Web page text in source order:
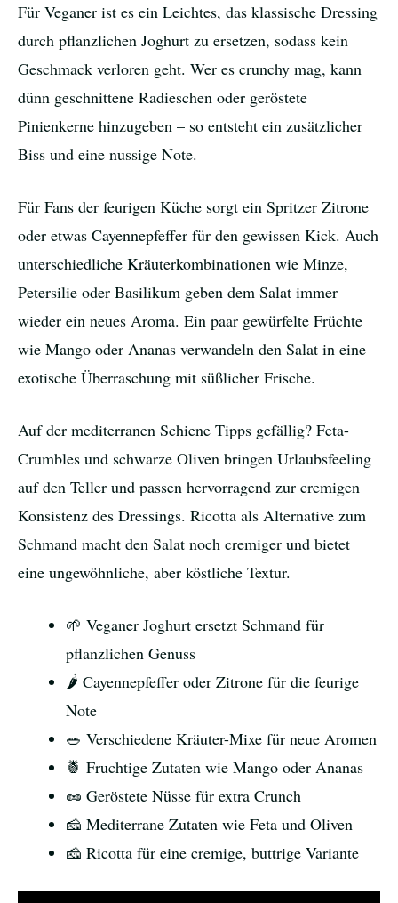
Für Veganer ist es ein Leichtes, das klassische Dressing
durch pflanzlichen Joghurt zu ersetzen, sodass kein
Geschmack verloren geht. Wer es crunchy mag, kann
dünn geschnittene Radieschen oder geröstete
Pinienkerne hinzugeben – so entsteht ein zusätzlicher
Biss und eine nussige Note.
Für Fans der feurigen Küche sorgt ein Spritzer Zitrone
oder etwas Cayennepfeffer für den gewissen Kick. Auch
unterschiedliche Kräuterkombinationen wie Minze,
Petersilie oder Basilikum geben dem Salat immer
wieder ein neues Aroma. Ein paar gewürfelte Früchte
wie Mango oder Ananas verwandeln den Salat in eine
exotische Überraschung mit süßlicher Frische.
Auf der mediterranen Schiene Tipps gefällig? Feta-
Crumbles und schwarze Oliven bringen Urlaubsfeeling
auf den Teller und passen hervorragend zur cremigen
Konsistenz des Dressings. Ricotta als Alternative zum
Schmand macht den Salat noch cremiger und bietet
eine ungewöhnliche, aber köstliche Textur.
🌱 Veganer Joghurt ersetzt Schmand für
pflanzlichen Genuss
🌶️ Cayennepfeffer oder Zitrone für die feurige
Note
🥗 Verschiedene Kräuter-Mixe für neue Aromen
🍍 Fruchtige Zutaten wie Mango oder Ananas
🥜 Geröstete Nüsse für extra Crunch
🧀 Mediterrane Zutaten wie Feta und Oliven
🧀 Ricotta für eine cremige, buttrige Variante